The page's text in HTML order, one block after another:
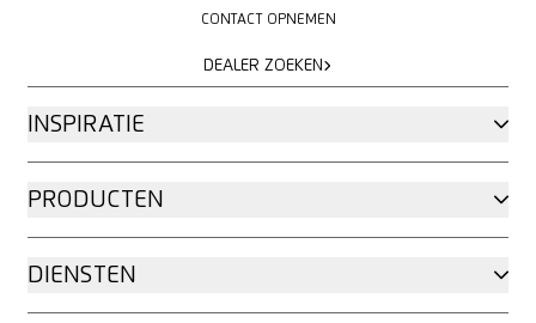
CONTACT OPNEMEN
DEALER ZOEKEN
INSPIRATIE
PRODUCTEN
DIENSTEN